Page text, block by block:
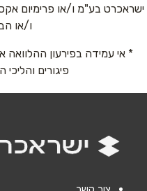
אנא חזרו אלי בקשר ל...
ישראכרט בע"מ ו/או פרימיום
ו/או
* אי עמידה בפירעון ההלוואה
פיגורים